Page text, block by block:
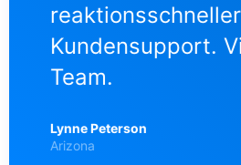
reaktionsschneller
Kundensupport.
Team.
Lynne Peterson
Arizona